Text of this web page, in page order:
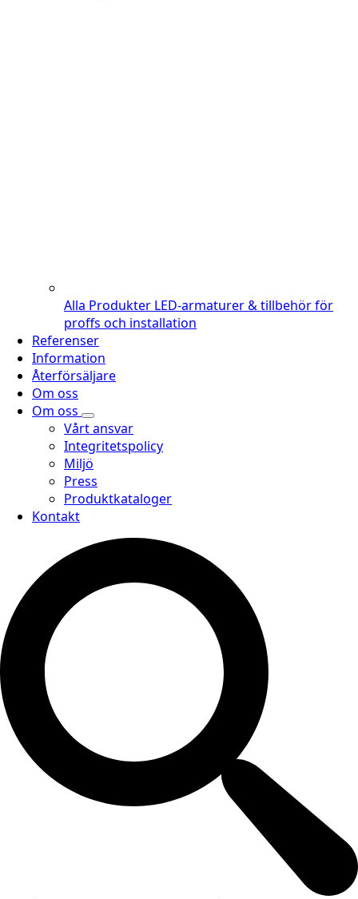
Alla Produkter LED-armaturer & tillbehör för
proffs och installation
Referenser
Information
Återförsäljare
Om oss
Om oss
Vårt ansvar
Integritetspolicy
Miljö
Press
Produktkataloger
Kontakt